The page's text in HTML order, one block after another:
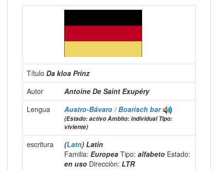
Título Da kloa Prinz
Autor
Antoine De Saint Exupéry
Lengua
Austro-Bávaro / Boarisch bar
(Estado: activo Àmbito: individual Tipo:
viviente)
escritura (Latn) Latin
Familia: Europea Tipo: alfabeto Estado:
en uso Direcciòn: LTR